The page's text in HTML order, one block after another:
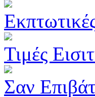
Τιμές
Σαν